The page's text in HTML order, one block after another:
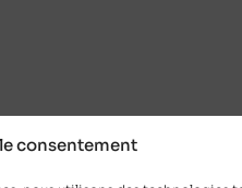
consentement